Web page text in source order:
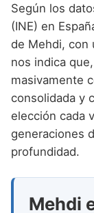
Según los
(INE) en
de Mehdi, con
nos indica
masivamente
consolidada y
elección cada
generaciones
profundidad.
Mehdi